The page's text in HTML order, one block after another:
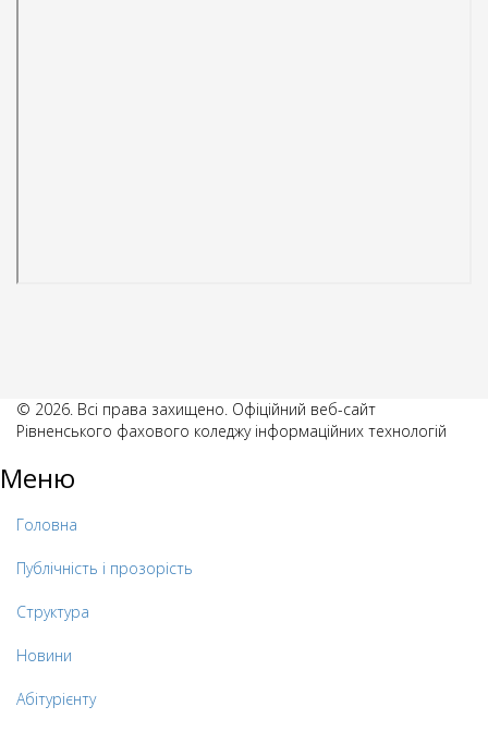
© 2026. Всі права захищено. Офіційний веб-сайт
Рівненського фахового коледжу інформаційних технологій
Меню
Головна
Публічність і прозорість
Структура
Новини
Абітурієнту